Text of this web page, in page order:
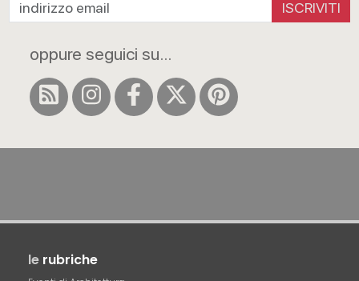
ISCRIVITI
oppure seguici su...
le rubriche